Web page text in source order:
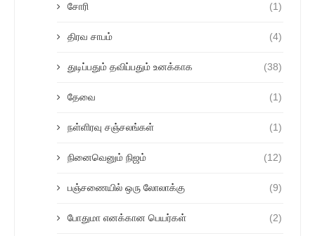
சோரி (1)
திரவ சாபம் (4)
துடிப்பதும் தவிப்பதும் உனக்காக (38)
தேவை (1)
நள்ளிரவு சஞ்சலங்கள் (1)
நினைவெனும் நிஜம் (12)
பஞ்சணையில் ஒரு லோலாக்கு (9)
போதுமா எனக்கான பெயர்கள் (2)